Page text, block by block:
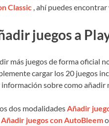
Classic , ahí puedes
juegos a
más juegos de forma oficial
cargar los 20 juegos
sobre como añadir
dos modalidades Añadir
Añadir juegos con AutoBleem